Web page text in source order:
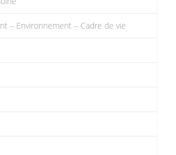
– Environnement – Cadre de vie